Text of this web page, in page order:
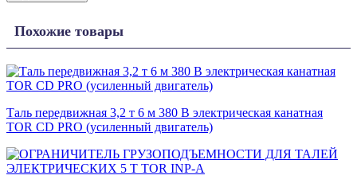
Похожие товары
Таль передвижная 3,2 т 6 м 380 В электрическая канатная
TOR CD PRO (усиленный двигатель)